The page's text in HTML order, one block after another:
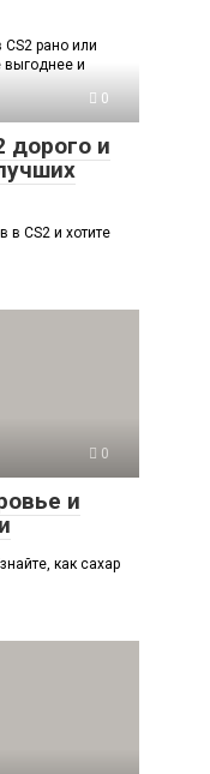
рано или
выгоднее и
0
дорого и
в CS2 и хотите
0
и
как сахар